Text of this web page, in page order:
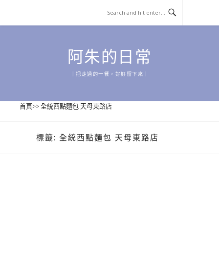
content
阿朱的日常
｜把走過的一餐，好好留下來｜
首頁>> 全統西點麵包 天母東路店
標籤: 全統西點麵包 天母東路店